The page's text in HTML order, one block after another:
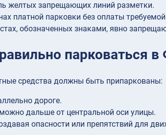
желтых запрещающих линий разметки.
платной парковки без оплаты
обозначенных знаками, явно
парковаться
средства должны быть припаркованы:
дороге.
дальше от центральной оси улицы.
опасности или препятствий для